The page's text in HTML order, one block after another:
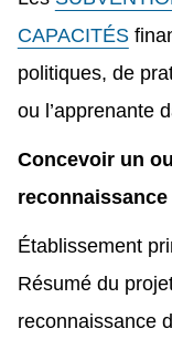
CAPACITÉS
politiques, de
ou l’apprenante
Concevoir un
Établissement
Résumé du
reconnaissance